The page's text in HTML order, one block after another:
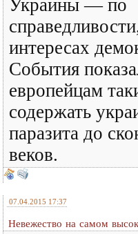
Украины — по
интересах
События
европейцам
содержать
паразита до
веков.
07.04.2015 17:37
Невежество на самом